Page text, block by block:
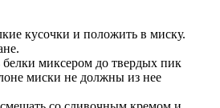
кусочки и положить в миску.
белки миксером до твердых пик
миски не должны из нее